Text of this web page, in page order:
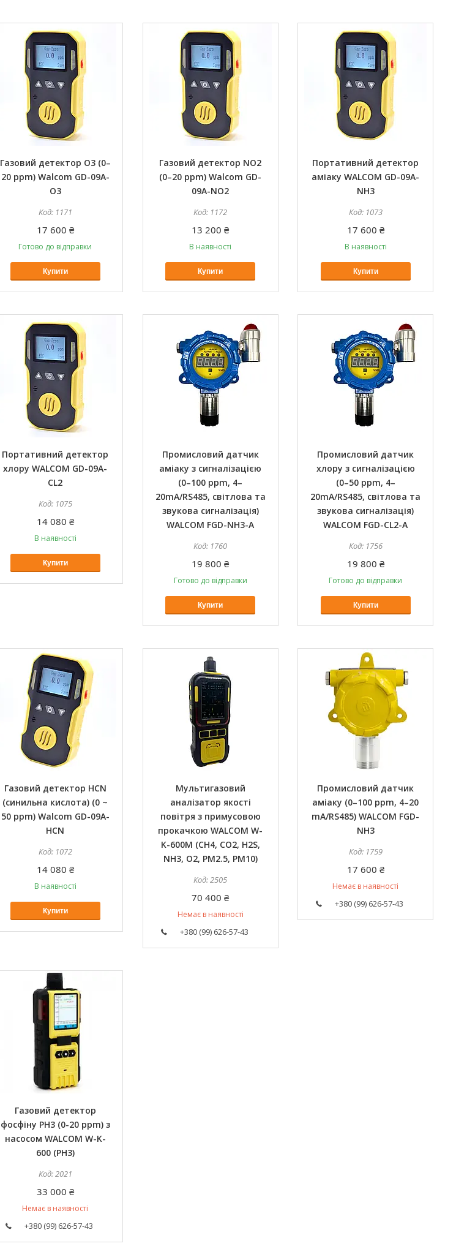
Газовий детектор O3 (0–
20 ppm) Walcom GD-09A-
O3
1171
17 600 ₴
Готово до відправки
Купити
Газовий детектор NO2
(0–20 ppm) Walcom GD-
09A-NO2
1172
13 200 ₴
В наявності
Купити
Портативний детектор
аміаку WALCOM GD-09A-
NH3
1073
17 600 ₴
В наявності
Купити
Портативний детектор
хлору WALCOM GD-09A-
CL2
1075
14 080 ₴
В наявності
Купити
Промисловий датчик
аміаку з сигналізацією
(0–100 ppm, 4–
20mA/RS485, світлова та
звукова сигналізація)
WALCOM FGD-NH3-A
1760
19 800 ₴
Готово до відправки
Купити
Промисловий датчик
хлору з сигналізацією
(0–50 ppm, 4–
20mA/RS485, світлова та
звукова сигналізація)
WALCOM FGD-CL2-A
1756
19 800 ₴
Готово до відправки
Купити
Газовий детектор HCN
(синильна кислота) (0 ~
50 ppm) Walcom GD-09A-
HCN
1072
14 080 ₴
В наявності
Купити
Мультигазовий
аналізатор якості
повітря з примусовою
прокачкою WALCOM W-
K-600M (CH4, CO2, H2S,
NH3, O2, PM2.5, PM10)
2505
70 400 ₴
Немає в наявності
+380 (99) 626-57-43
Промисловий датчик
аміаку (0–100 ppm, 4–20
mA/RS485) WALCOM FGD-
NH3
1759
17 600 ₴
Немає в наявності
+380 (99) 626-57-43
Газовий детектор
фосфіну PH3 (0-20 ppm) з
насосом WALCOM W-K-
600 (PH3)
2021
33 000 ₴
Немає в наявності
+380 (99) 626-57-43